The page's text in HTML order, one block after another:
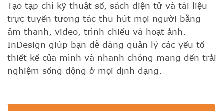
Tạo tạp chí kỹ thuật số, sách điện tử và tài liệu
trực tuyến tương tác thu hút mọi người bằng
âm thanh, video, trình chiếu và hoạt ảnh.
InDesign giúp bạn dễ dàng quản lý các yếu tố
thiết kế của mình và nhanh chóng mang đến trải
nghiệm sống động ở mọi định dạng.